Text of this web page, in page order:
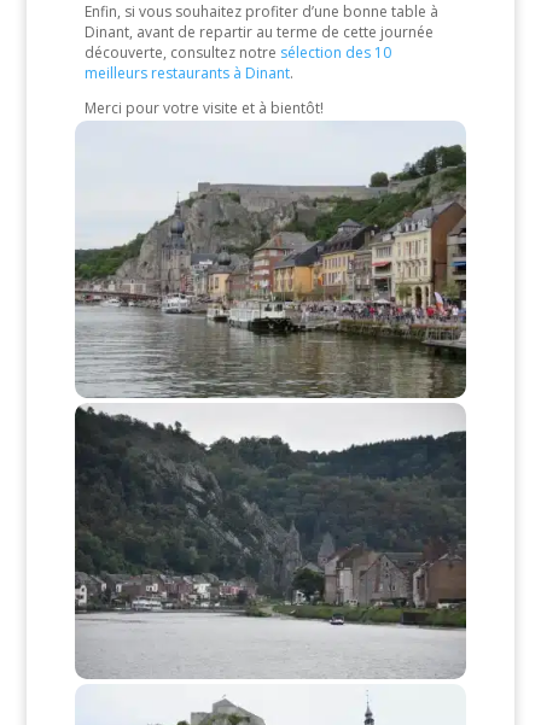
Enfin, si vous souhaitez profiter d’une bonne table à
Dinant, avant de repartir au terme de cette journée
découverte, consultez notre sélection des 10
meilleurs restaurants à Dinant.
Merci pour votre visite et à bientôt!